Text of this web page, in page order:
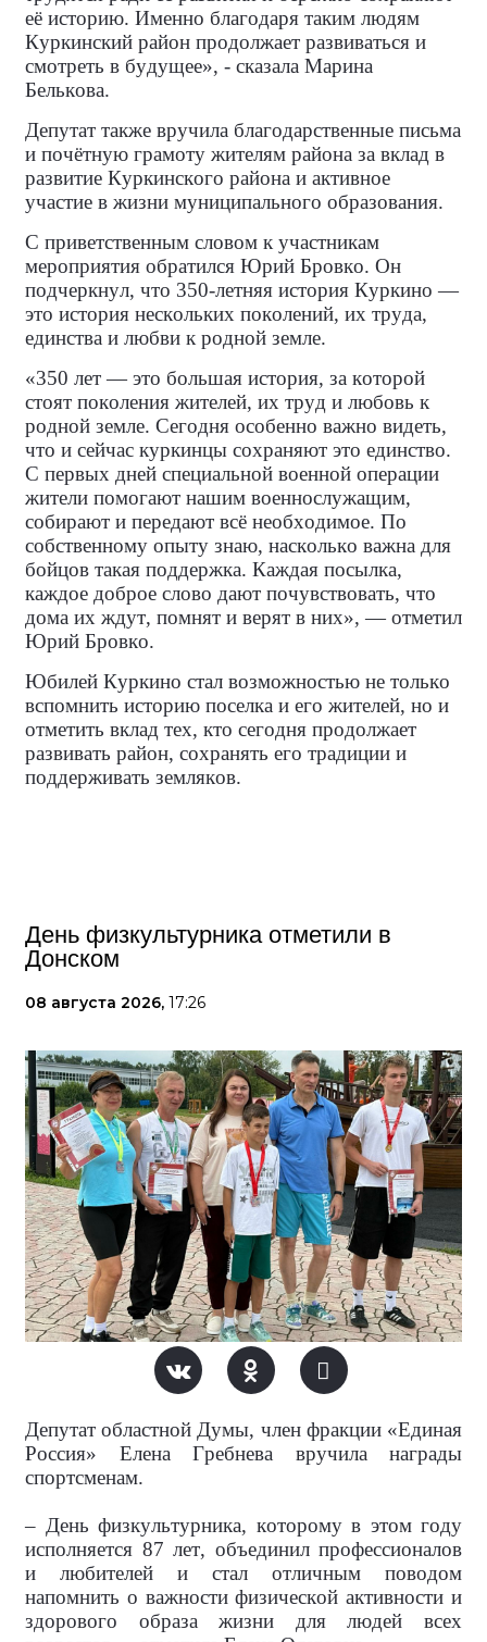
её историю. Именно благодаря таким людям
Куркинский район продолжает развиваться и
смотреть в будущее», - сказала Марина
Белькова.
Депутат также вручила благодарственные письма
и почётную грамоту жителям района за вклад в
развитие Куркинского района и активное
участие в жизни муниципального образования.
С приветственным словом к участникам
мероприятия обратился Юрий Бровко. Он
подчеркнул, что 350-летняя история Куркино —
это история нескольких поколений, их труда,
единства и любви к родной земле.
«350 лет — это большая история, за которой
стоят поколения жителей, их труд и любовь к
родной земле. Сегодня особенно важно видеть,
что и сейчас куркинцы сохраняют это единство.
С первых дней специальной военной операции
жители помогают нашим военнослужащим,
собирают и передают всё необходимое. По
собственному опыту знаю, насколько важна для
бойцов такая поддержка. Каждая посылка,
каждое доброе слово дают почувствовать, что
дома их ждут, помнят и верят в них», — отметил
Юрий Бровко.
Юбилей Куркино стал возможностью не только
вспомнить историю поселка и его жителей, но и
отметить вклад тех, кто сегодня продолжает
развивать район, сохранять его традиции и
поддерживать земляков.
День физкультурника отметили в
Донском
08 августа 2026, 17:26
Депутат областной Думы, член фракции «Единая
Россия» Елена Гребнева вручила награды
спортсменам.
– День физкультурника, которому в этом году
исполняется 87 лет, объединил профессионалов
и любителей и стал отличным поводом
напомнить о важности физической активности и
здорового образа жизни для людей всех